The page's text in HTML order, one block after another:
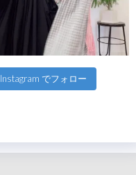
Instagram でフォロー